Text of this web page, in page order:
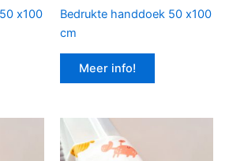
x100
Bedrukte handdoek 50 x100
cm
Meer info!